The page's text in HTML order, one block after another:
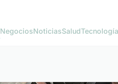
NegociosNoticiasSaludTecnología